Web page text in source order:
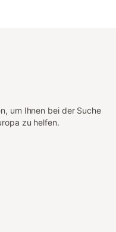
um Ihnen bei der Suche
zu helfen.